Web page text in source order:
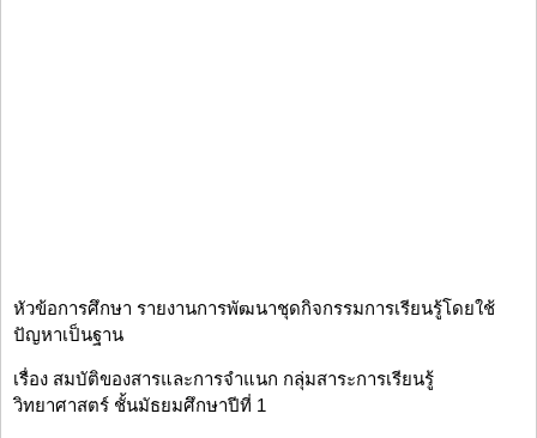
หัวข้อการศึกษา รายงานการพัฒนาชุดกิจกรรมการเรียนรู้โดยใช้
ปัญหาเป็นฐาน
เรื่อง สมบัติของสารและการจำแนก กลุ่มสาระการเรียนรู้
วิทยาศาสตร์ ชั้นมัธยมศึกษาปีที่ 1